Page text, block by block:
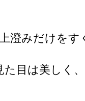
澄みだけをす
目は美しく